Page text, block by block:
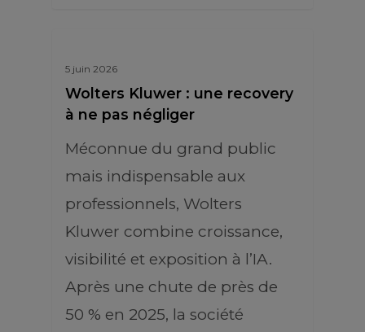
5 juin 2026
Wolters Kluwer : une recovery
à ne pas négliger
Méconnue du grand public
mais indispensable aux
professionnels, Wolters
Kluwer combine croissance,
visibilité et exposition à l’IA.
Après une chute de près de
50 % en 2025, la société